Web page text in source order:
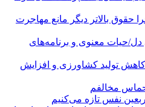
حقوق بالاتر دیگر مانع مهاجرت
حیات معنوی و برنامه‌های
تولید کشاورزی و افزایش
حماس مخالفم
نفس تازه می‌کنیم